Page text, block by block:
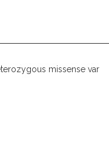
missense